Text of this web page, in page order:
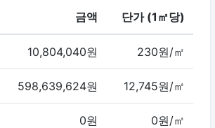
금액 단가 (1㎡당)
10,804,040원 230원/㎡
598,639,624원 12,745원/㎡
0원 0원/㎡